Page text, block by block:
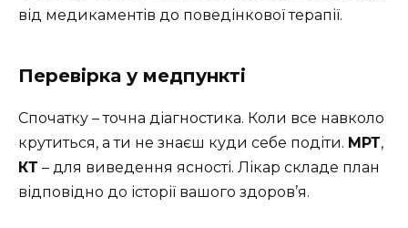
від медикаментів до поведінкової терапії.
Перевірка у медпункті
Спочатку – точна діагностика. Коли все навколо
крутиться, а ти не знаєш куди себе подіти. МРТ,
КТ – для виведення ясності. Лікар складе план
відповідно до історії вашого здоров’я.